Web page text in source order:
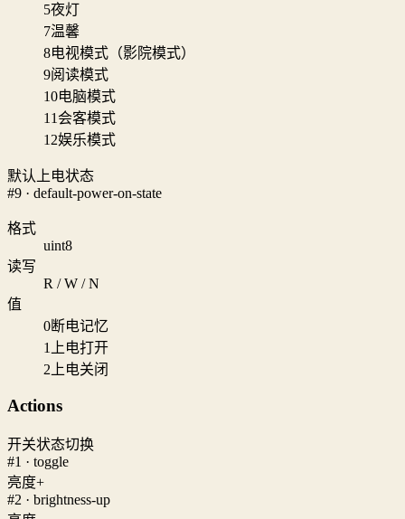
5夜灯
7温馨
8电视模式（影院模式）
9阅读模式
10电脑模式
11 会客模式
12娱乐模式
默认上电状态
#9 · default-power-on-state
格式
uint8
读写
R / W / N
值
0断电记忆
1
上电打开
2 上电关闭
Actions
开关状态切换
#1 · toggle
亮度+
#2 · brightness-up